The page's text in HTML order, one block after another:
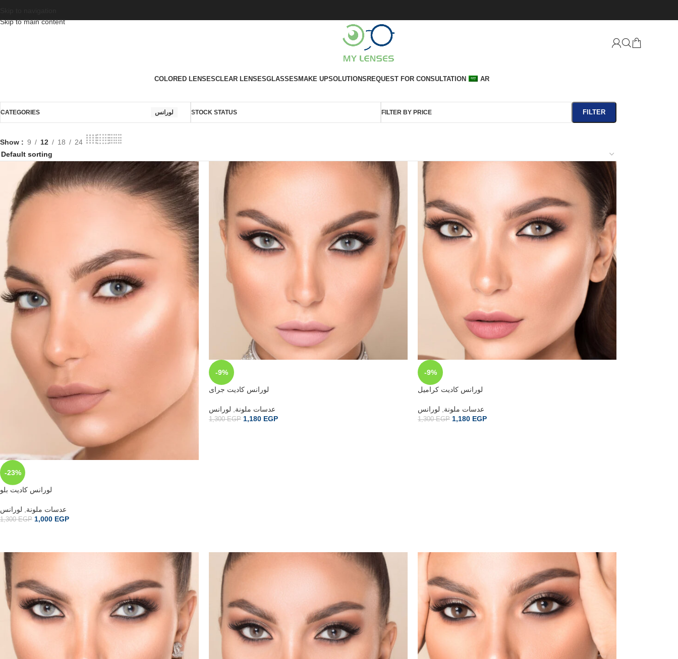
Skip to main content
COLORED LENSESCLEAR LENSESGLASSESMAKE UPSOLUTIONSREQUEST FOR CONSULTATION AR
CATEGORIES لورانس STOCK STATUS FILTER BY PRICE FILTER
Show 9 12 18 24
-23%
لورانس كاديت بلو
عدسات ملونة لورانس
1,300EGP 1,000 EGP
-9%
لورانس كاديت جراى
عدسات ملونة لورانس
1,300EGP 1,180 EGP
-9%
لورانس كاديت كراميل
عدسات ملونة لورانس
1,300EGP 1,180 EGP